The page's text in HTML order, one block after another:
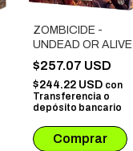
ZOMBICIDE -
UNDEAD OR ALIVE
$257.07 USD
$244.22 USD con
Transferencia o
depósito bancario